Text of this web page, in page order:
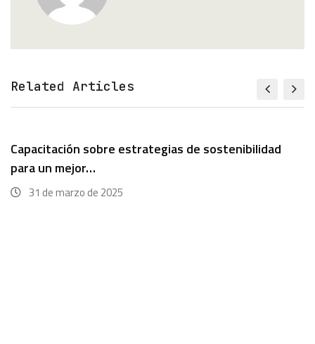
Related Articles
Capacitación sobre estrategias de sostenibilidad
para un mejor…
31 de marzo de 2025